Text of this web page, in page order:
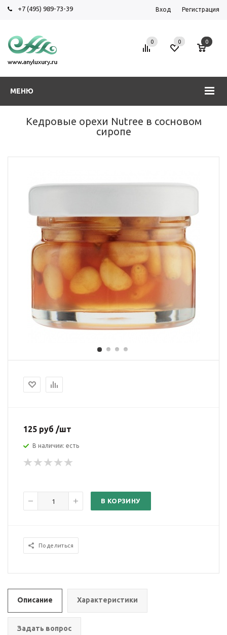
+7 (495) 989-73-39 Вход Регистрация
МЕНЮ
0 0 0
Кедровые орехи Nutree в сосновом
сиропе
125 руб /шт
В наличии: есть
В КОРЗИНУ
Поделиться
Описание Характеристики
Задать вопрос